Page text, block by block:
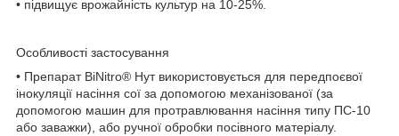
• підвищує врожайність культур на 10-25%.
Особливості застосування
• Препарат BiNitro® Нут використовується для передпоєвої
інокуляції насіння сої за допомогою механізованої (за
допомогою машин для протравлювання насіння типу ПС-10
або заважки), або ручної обробки посівного матеріалу.